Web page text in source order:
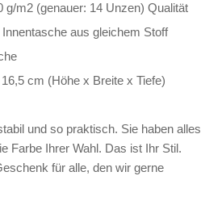
g/m2 (genauer: 14 Unzen) Qualität
aus gleichem Stoff
cm (Höhe x Breite x Tiefe)
und so praktisch. Sie haben alles
Farbe Ihrer Wahl. Das ist Ihr Stil.
für alle, den wir gerne